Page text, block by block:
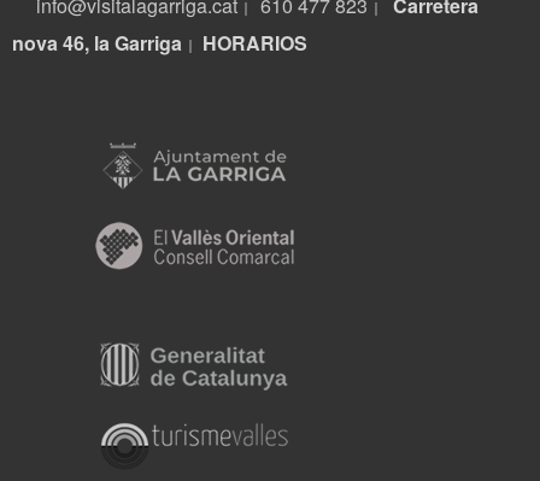
info@visitalagarriga.cat 610 477 823
Carretera
nova 46, la Garriga
HORARIOS